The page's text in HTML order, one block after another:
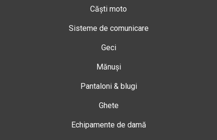
Căști moto
Sisteme de comunicare
Geci
Mănuși
Pantaloni & blugi
Ghete
Echipamente de damă